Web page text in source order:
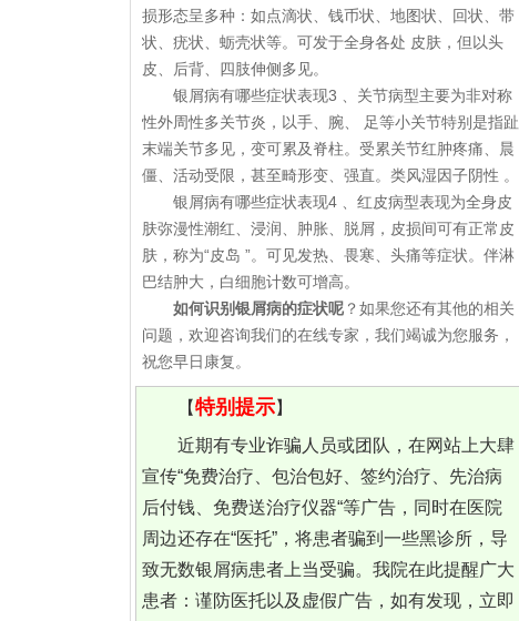
损形态呈多种：如点滴状、钱币状、地图状、回状、带
状、疣状、蛎壳状等。可发于全身各处 皮肤，但以头
皮、后背、四肢伸侧多见。
银屑病有哪些症状表现3 、关节病型主要为非对称
性外周性多关节炎，以手、腕、 足等小关节特别是指趾
末端关节多见，变可累及脊柱。受累关节红肿疼痛、晨
僵、活动受限，甚至畸形变、强直。类风湿因子阴性 。
银屑病有哪些症状表现4 、红皮病型表现为全身皮
肤弥漫性潮红、浸润、肿胀、脱屑，皮损间可有正常皮
肤，称为“皮岛 ”。可见发热、畏寒、头痛等症状。伴淋
巴结肿大，白细胞计数可增高。
如何识别银屑病的症状呢 ？如果您还有其他的相关
问题，欢迎咨询我们的在线专家，我们竭诚为您服务，
祝您早日康复。
【特别提示】
近期有专业诈骗人员或团队，在网站上大肆
宣传“免费治疗、包治包好、签约治疗、先治病
后付钱、免费送治疗仪器“等广告，同时在医院
周边还存在“医托”，将患者骗到一些黑诊所，导
致无数银屑病患者上当受骗。我院在此提醒广大
患者：谨防医托以及虚假广告，如有发现，立即